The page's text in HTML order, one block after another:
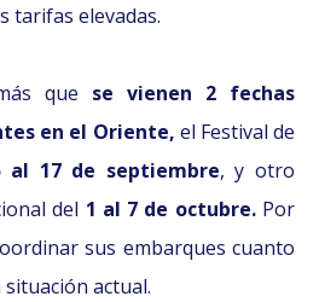
tarifas elevadas.
que se vienen 2 fechas
en el Oriente, el Festival de
al 17 de septiembre, y otro
del 1 al 7 de octubre.Por
sus embarques cuanto
actual.